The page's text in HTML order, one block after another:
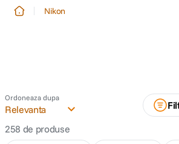
Nikon
Ordoneaza dupa
Relevanta
258 de produse